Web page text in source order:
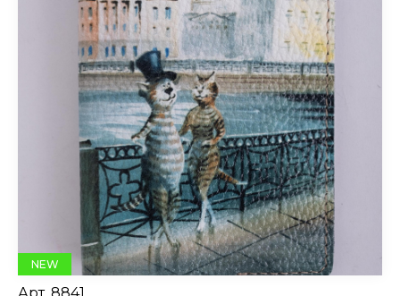
NEW